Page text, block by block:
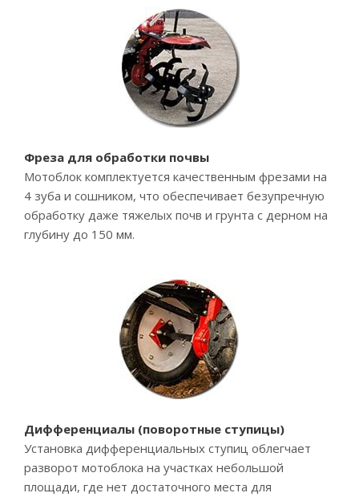
Фреза для обработки почвы
Мотоблок комплектуется качественным фрезами на
4 зуба и сошником, что обеспечивает безупречную
обработку даже тяжелых почв и грунта с дерном на
глубину до 150 мм.
Дифференциалы (поворотные ступицы)
Установка дифференциальных ступиц облегчает
разворот мотоблока на участках небольшой
площади, где нет достаточного места для